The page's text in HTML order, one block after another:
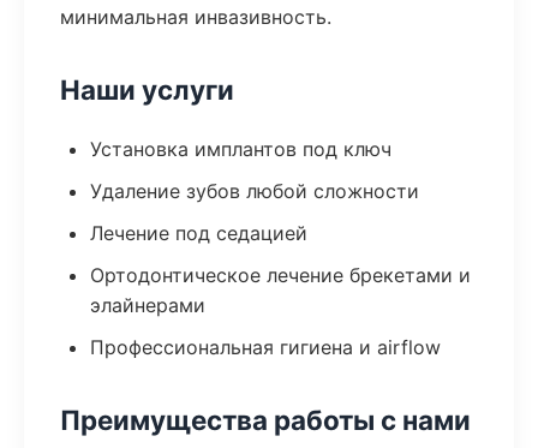
минимальная инвазивность.
Наши услуги
Установка имплантов под ключ
Удаление зубов любой сложности
Лечение под седацией
Ортодонтическое лечение брекетами и
элайнерами
Профессиональная гигиена и airflow
Преимущества работы с нами